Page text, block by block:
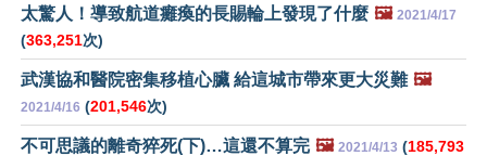
太驚人！導致航道癱瘓的長賜輪上發現了什麼 🖼️ 2021/4/17
(363,251次)
武漢協和醫院密集移植心臟 給這城市帶來更大災難 🖼️
2021/4/16 (201,546次)
不可思議的離奇猝死(下)…這還不算完 🖼️ 2021/4/13 (185,793